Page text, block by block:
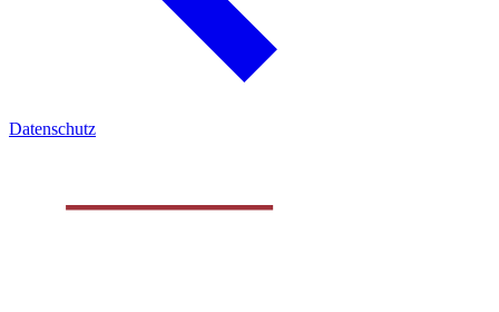
Datenschutz